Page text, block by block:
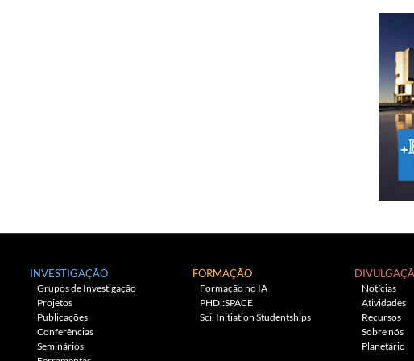
INVESTIGAÇÃO
Grupos de Investigação
Projetos
Publicações
Conferências
Seminários
FORMAÇÃO
Formação no IA
PHD::SPACE
Sci. Initiation Studentships
Notícias
Atividades
Recursos
Sobre nós
Planetário